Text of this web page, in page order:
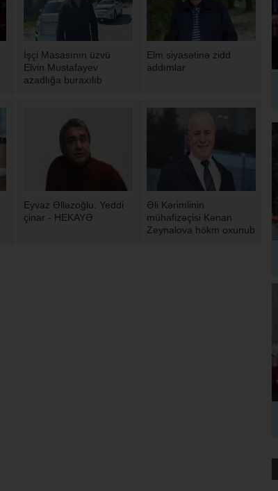
İşçi Masasının üzvü
Elvin Mustafayev
azadlığa buraxılıb
Elm siyasətinə zidd
addımlar
Eyvaz Əlləzoğlu. Yeddi
çinar - HEKAYƏ
Əli Kərimlinin
mühafizəçisi Kənan
Zeynalova hökm oxunub